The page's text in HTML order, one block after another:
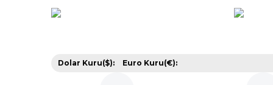
Ürün resmi kalitesiz, bozuk veya görüntülenemiyor.
Dolar Kuru($): Euro Kuru(€):